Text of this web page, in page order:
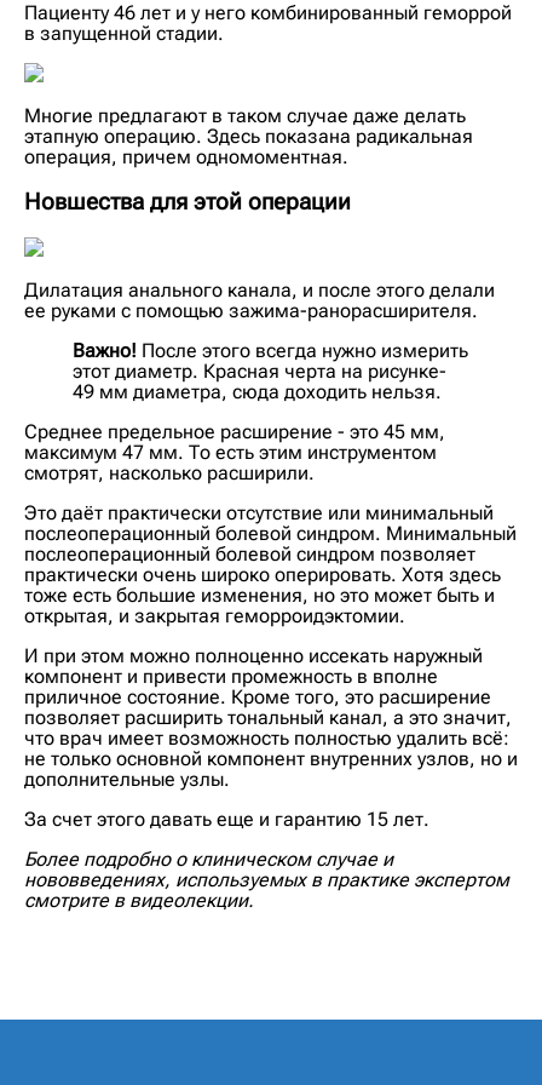
Пациенту 46 лет и у него комбинированный геморрой
в запущенной стадии.
Многие предлагают в таком случае даже делать
этапную операцию. Здесь показана радикальная
операция, причем одномоментная.
Новшества для этой операции
Дилатация анального канала, и после этого делали
ее руками с помощью зажима-ранорасширителя.
Важно! После этого всегда нужно измерить
этот диаметр. Красная черта на рисунке-
49 мм диаметра, сюда доходить нельзя.
Среднее предельное расширение - это 45 мм,
максимум 47 мм. То есть этим инструментом
смотрят, насколько расширили.
Это даёт практически отсутствие или минимальный
послеоперационный болевой синдром. Минимальный
послеоперационный болевой синдром позволяет
практически очень широко оперировать. Хотя здесь
тоже есть большие изменения, но это может быть и
открытая, и закрытая геморроидэктомии.
И при этом можно полноценно иссекать наружный
компонент и привести промежность в вполне
приличное состояние. Кроме того, это расширение
позволяет расширить тональный канал, а это значит,
что врач имеет возможность полностью удалить всё:
не только основной компонент внутренних узлов, но и
дополнительные узлы.
За счет этого давать еще и гарантию 15 лет.
Более подробно о клиническом случае и
нововведениях, используемых в практике экспертом
смотрите в видеолекции.